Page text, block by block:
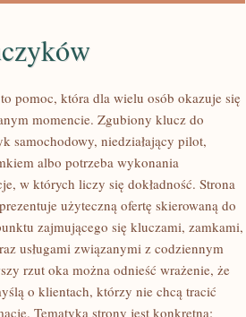
pomoc, która dla wielu osób okazuje się
momencie. Zgubiony klucz do
samochodowy, niedziałający pilot,
albo potrzeba wykonania
w których liczy się dokładność. Strona
użyteczną ofertę skierowaną do
zajmującego się kluczami, zamkami,
usługami związanymi z codziennym
rzut oka można odnieść wrażenie, że
o klientach, którzy nie chcą tracić
Tematyka strony jest konkretna: